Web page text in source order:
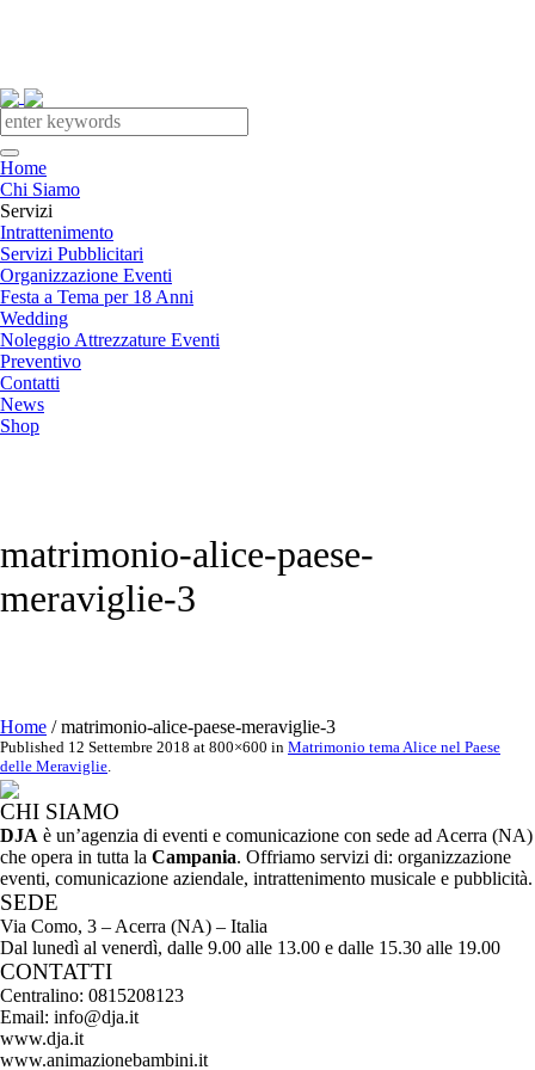
Home
Chi Siamo
Servizi
Intrattenimento
Servizi Pubblicitari
Organizzazione Eventi
Festa a Tema per 18 Anni
Wedding
Noleggio Attrezzature Eventi
Preventivo
Contatti
News
Shop
matrimonio-alice-paese-
meraviglie-3
Home /matrimonio-alice-paese-meraviglie-3
Published 12 Settembre 2018 at 800×600 in Matrimonio tema Alice nel Paese
delle Meraviglie.
CHI SIAMO
DJA è un’agenzia di eventi e comunicazione con sede ad Acerra (NA)
che opera in tutta la Campania. Offriamo servizi di: organizzazione
eventi, comunicazione aziendale, intrattenimento musicale e pubblicità.
SEDE
Via Como, 3 – Acerra (NA) – Italia
Dal lunedì al venerdì, dalle 9.00 alle 13.00 e dalle 15.30 alle 19.00
CONTATTI
Centralino: 0815208123
Email: info@dja.it
www.dja.it
www.animazionebambini.it